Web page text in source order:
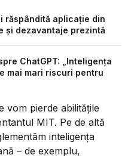
răspândită aplicație din
și dezavantaje prezintă
ChatGPT: „Inteligenţa
mai mari riscuri pentru
vom pierde abilitățile
MIT. Pe de altă
inteligența
– de exemplu,